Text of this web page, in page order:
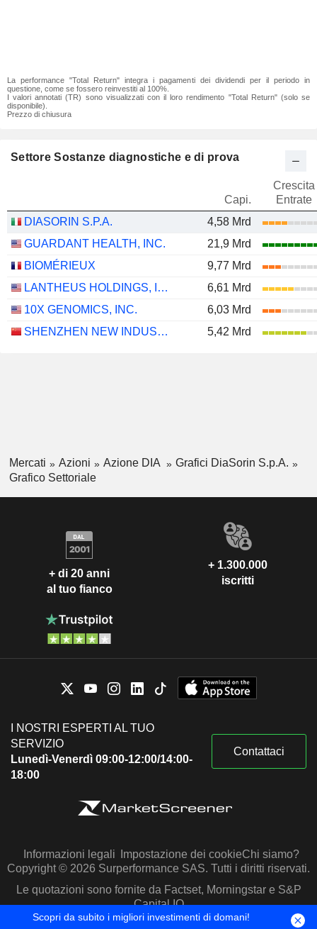
La performance "Total Return" integra i pagamenti dei dividendi per il periodo in
questione, come se fossero reinvestiti al 100%.
I valori annotati (TR) sono visualizzati con il loro rendimento "Total Return" (solo se
disponibile).
Prezzo di chiusura
Settore Sostanze diagnostiche e di prova
Capi.
Crescita
Entrate
DIASORIN S.P.A.
4,58 Mrd
GUARDANT HEALTH, INC.
21,9 Mrd
BIOMÉRIEUX
9,77 Mrd
LANTHEUS HOLDINGS, INC.
6,61 Mrd
10X GENOMICS, INC.
6,03 Mrd
SHENZHEN NEW INDUSTRIES BIOMEDICAL ENGINEERING CO., LTD.
5,42 Mrd
Mercati Azioni Azione DIA
Grafici DiaSorin S.p.A.
Grafico Settoriale
+ di 20 anni
al tuo fianco
+ 1.300.000
iscritti
I NOSTRI ESPERTI AL TUO
SERVIZIO
Lunedì-Venerdì 09:00-12:00/14:00-
18:00
Contattaci
Informazioni legali Impostazione dei cookieChi siamo?
Copyright © 2026 Surperformance SAS. Tutti i diritti riservati.
Le quotazioni sono fornite da Factset, Morningstar e S&P
Capital IQ
Scopri da subito i migliori investimenti di domani!